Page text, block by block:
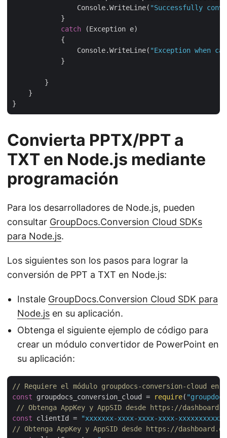
                Console.WriteLine(
"Successfully
            }
catch (Exception e)
            {
                Console.WriteLine(
"Exception when
            }
        }
    }
Convierta PPTX/PPT a
TXT en Node.js mediante
programación
Para los desarrolladores de Node.js, pueden
consultar GroupDocs.Conversion Cloud SDKs
para Node.js.
Los siguientes son los pasos para lograr la
conversión de PPT a TXT en Node.js:
Instale GroupDocs.Conversion Cloud SDK para
Node.js en su aplicación.
Obtenga el siguiente ejemplo de código para
crear un módulo convertidor de PowerPoint en
su aplicación:
// Requiere el módulo groupdocs-conversion-cloud en
const groupdocs_conversion_cloud = require(
// Obtenga AppKey y AppSID desde https://
const clientId =
"xxxxxxx-xxxx-xxxx-xxxx-
// Obtenga AppKey y AppSID desde https://